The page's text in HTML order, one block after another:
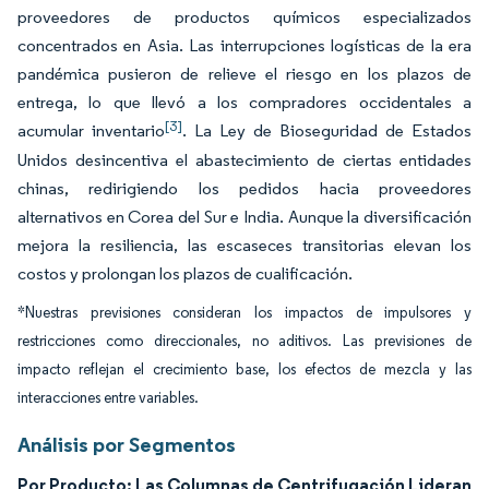
proveedores de productos químicos especializados
concentrados en Asia. Las interrupciones logísticas de la era
pandémica pusieron de relieve el riesgo en los plazos de
entrega, lo que llevó a los compradores occidentales a
acumular inventario[3]. La Ley de Bioseguridad de Estados
Unidos desincentiva el abastecimiento de ciertas entidades
chinas, redirigiendo los pedidos hacia proveedores
alternativos en Corea del Sur e India. Aunque la diversificación
mejora la resiliencia, las escaseces transitorias elevan los
costos y prolongan los plazos de cualificación.
*Nuestras previsiones consideran los impactos de impulsores y
restricciones como direccionales, no aditivos. Las previsiones de
impacto reflejan el crecimiento base, los efectos de mezcla y las
interacciones entre variables.
Análisis por Segmentos
Por Producto: Las Columnas de Centrifugación Lideran